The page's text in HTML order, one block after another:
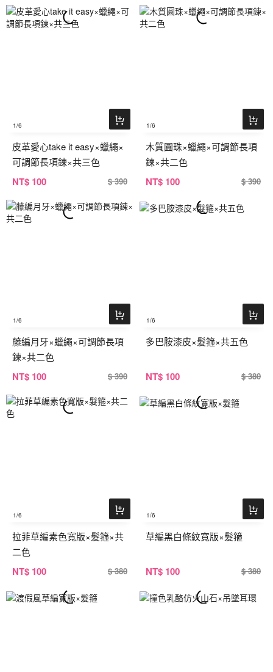
1/6
皮革愛心take it easy×蠟繩×
可調節長項鍊×共三色
NT$ 100 $ 390
1/6
木質圓珠×蠟繩×可調節長項
鍊×共二色
NT$ 100 $ 390
1/6
藤編月牙×蠟繩×可調節長項
鍊×共二色
NT$ 100 $ 390
1/6
多巴胺漆皮×髮箍×共五色
NT$ 100 $ 380
1/6
拉菲草編素色寬版×髮箍×共
二色
NT$ 100 $ 380
1/6
草編黑白條紋寛版×髮箍
NT$ 100 $ 380